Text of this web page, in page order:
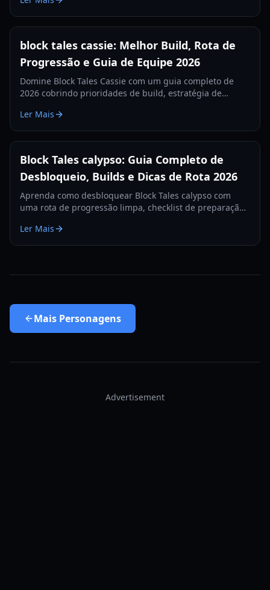
rápido.
block tales cassie: Melhor Build, Rota de
Progressão e Guia de Equipe 2026
Domine Block Tales Cassie com um guia completo de
2026 cobrindo prioridades de build, estratégia de
para evitar.
Ler Mais
Block Tales calypso: Guia Completo de
Desbloqueio, Builds e Dicas de Rota 2026
Aprenda como desbloquear Block Tales calypso com
uma rota de progressão limpa, checklist de preparação,
para 2026.
Ler Mais
Mais Personagens
Advertisement